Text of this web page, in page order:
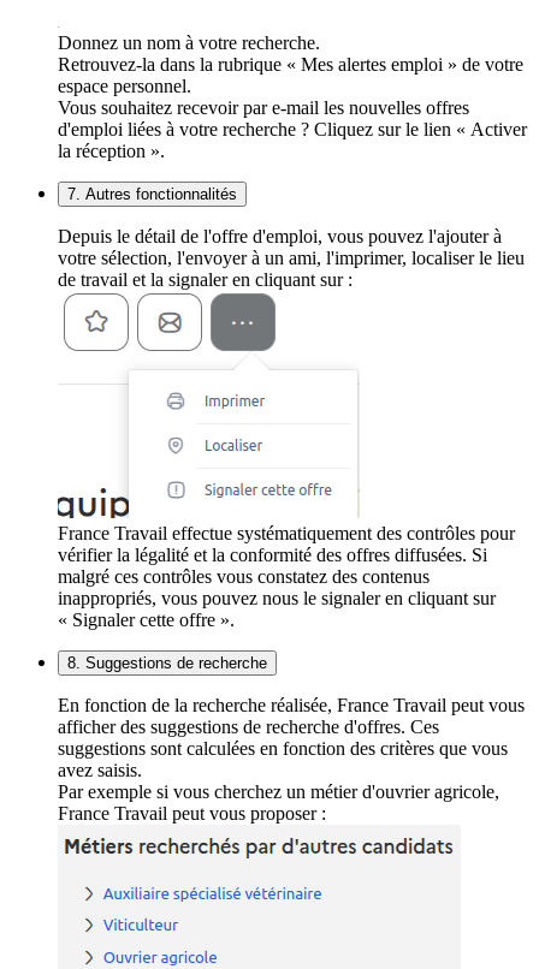
Donnez un nom à votre recherche.
Retrouvez-la dans la rubrique « Mes alertes emploi » de votre
espace personnel.
Vous souhaitez recevoir par e-mail les nouvelles offres
d'emploi liées à votre recherche ? Cliquez sur le lien « Activer
la réception ».
7. Autres fonctionnalités
Depuis le détail de l'offre d'emploi, vous pouvez l'ajouter à
votre sélection, l'envoyer à un ami, l'imprimer, localiser le lieu
de travail et la signaler en cliquant sur :
France Travail effectue systématiquement des contrôles pour
vérifier la légalité et la conformité des offres diffusées. Si
malgré ces contrôles vous constatez des contenus
inappropriés, vous pouvez nous le signaler en cliquant sur
« Signaler cette offre ».
8. Suggestions de recherche
En fonction de la recherche réalisée, France Travail peut vous
afficher des suggestions de recherche d'offres. Ces
suggestions sont calculées en fonction des critères que vous
avez saisis.
Par exemple si vous cherchez un métier d'ouvrier agricole,
France Travail peut vous proposer :